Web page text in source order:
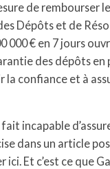
de rembourser
Dépôts et de
000 € en 7 jours
des dépôts
confiance et à
fait incapable
dans un article
ici. Et c’est ce que